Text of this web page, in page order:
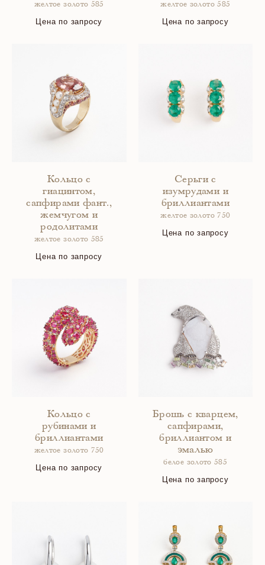
желтое золото 585
Цена по запросу
желтое золото 585
Цена по запросу
Кольцо с
гиацинтом,
сапфирами фант.,
жемчугом и
родолитами
желтое золото 585
Цена по запросу
Серьги с
изумрудами и
бриллиантами
желтое золото 750
Цена по запросу
Кольцо с
рубинами и
бриллиантами
желтое золото 750
Цена по запросу
Брошь с кварцем,
сапфирами,
бриллиантом и
эмалью
белое золото 585
Цена по запросу